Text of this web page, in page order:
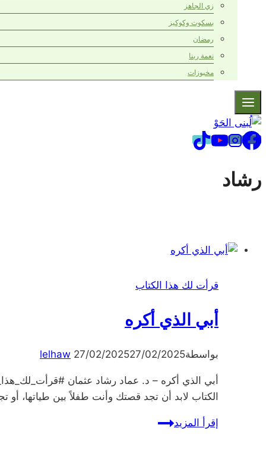
زي الجاهز
بسكوت وكوكيز
رمضان
نعمة ربنا
مخبوزات
رشاد
قرأت لك هذا الكتاب
أبي الذي أكره
بواسطة lelhaw 27/02/202527/02/2025
أبي الذي أكره – د. عماد رشاد عثمان
الكتاب لابد أن تجد قصتك وأنت طفلاً بين طياتها،
إقرأ المزيدأبي